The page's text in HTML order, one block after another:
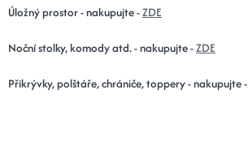
Úložný prostor - nakupujte -ZDE
Noční stolky, komody atd. - nakupujte -ZDE
Přikrývky, polštáře, chrániče, toppery - nakupujte -